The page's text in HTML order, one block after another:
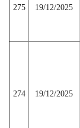
275 19/12/2025
274 19/12/2025